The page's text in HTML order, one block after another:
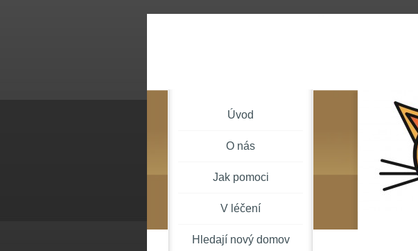
Úvod
O nás
Jak pomoci
V léčení
Hledají nový domov